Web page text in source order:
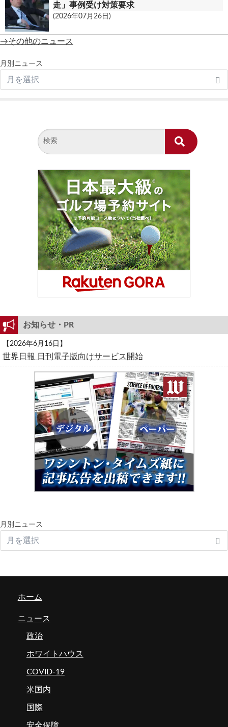
走」事例受け対策要求
(2026年07月26日)
→その他のニュース
月別ニュース
お知らせ・PR
【2026年6月16日】
世界日報 日刊電子版向けサービス開始
月別ニュース
ホーム
ニュース
政治
ホワイトハウス
COVID-19
米国内
国際